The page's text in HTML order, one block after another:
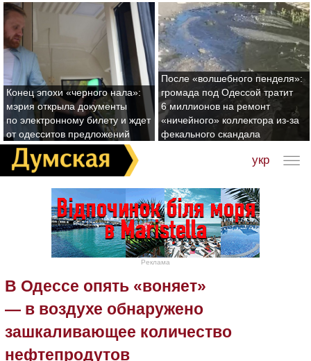
Конец эпохи «черного нала»:
мэрия открыла документы
по электронному билету и ждет
от одесситов предложений
После «волшебного пенделя»:
громада под Одессой тратит
6 миллионов на ремонт
«ничейного» коллектора из-за
фекального скандала
укр
Реклама
В Одессе опять «воняет»
— в воздухе обнаружено
зашкаливающее количество
нефтепродутов